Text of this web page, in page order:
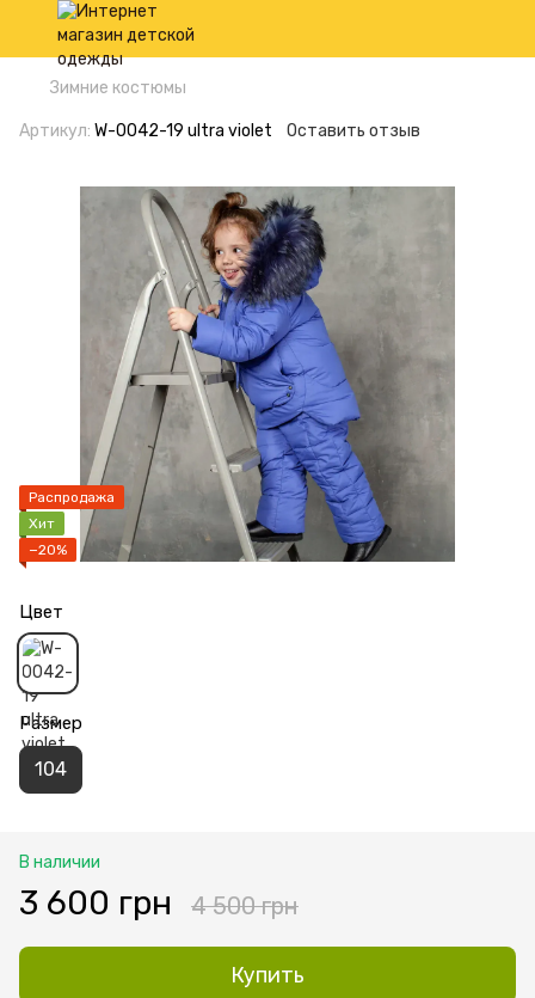
Зимние костюмы
Артикул: W-0042-19 ultra violet Оставить отзыв
Распродажа
Хит
−20%
Цвет
Размер
104
В наличии
3 600 грн 4 500 грн
Купить